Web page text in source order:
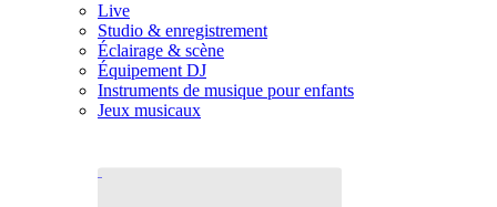
Live
Studio & enregistrement
Éclairage & scène
Équipement DJ
Instruments de musique pour enfants
Jeux musicaux